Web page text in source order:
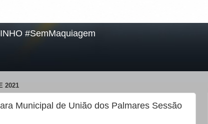
#SemMaquiagem
2021
Municipal de União dos Palmares Sessão